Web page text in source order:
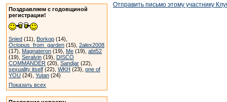
Поздравляем с годовщиной
регистрации!
Snied (11), Borkop (14),
Octopus_from_garden (15), 2alex2008
(17), Magnateron (19), Me (19), abt52
(19), Seralvin (19), DISCO
COMMANDER (20), Sandjar (22),
sexuality itself (22), WKH (23), one of
YOU (24), Yutan (24)
Показать всех
Отправить письмо этому участнику